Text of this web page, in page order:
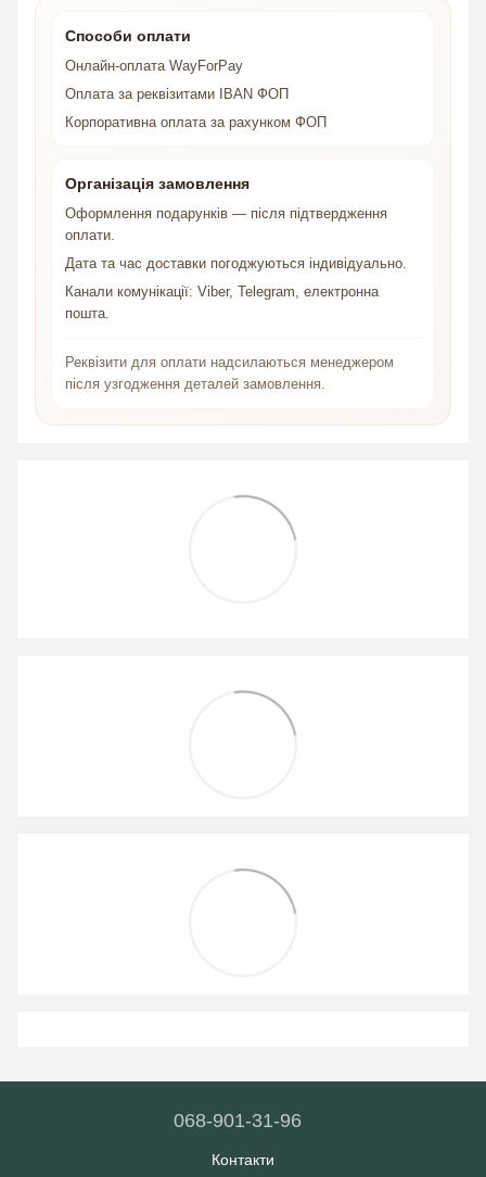
Способи оплати
Онлайн-оплата WayForPay
Оплата за реквізитами IBAN ФОП
Корпоративна оплата за рахунком ФОП
Організація замовлення
Оформлення подарунків — після підтвердження
оплати.
Дата та час доставки погоджуються індивідуально.
Канали комунікації: Viber, Telegram, електронна
пошта.
Реквізити для оплати надсилаються менеджером
після узгодження деталей замовлення.
068-901-31-96
Контакти